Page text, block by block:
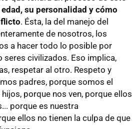
su personalidad y cómo
. Ésta, la del manejo del
de nosotros, los
a hacer todo lo posible por
civilizados. Eso implica,
respetar al otro. Respeto y
padres, porque somos el
porque nos ven, porque ellos
porque es nuestra
ellos no tienen la culpa de que